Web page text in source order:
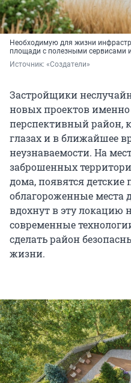
Необходимую для жизни
площади с полезными сервисами
Источник: «Создатели»
Застройщики
новых проектов именно
перспективный район,
глазах и в ближайшее
неузнаваемости. На
заброшенных
дома, появятся
облагороженные места
вдохнут в эту локацию
современные
сделать район
жизни.